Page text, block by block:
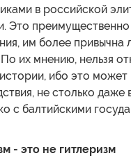
в российской
Это
им более привычна
их мнению, нельзя
ибо это может
не столько даже
с балтийскими
- это не гитлеризм